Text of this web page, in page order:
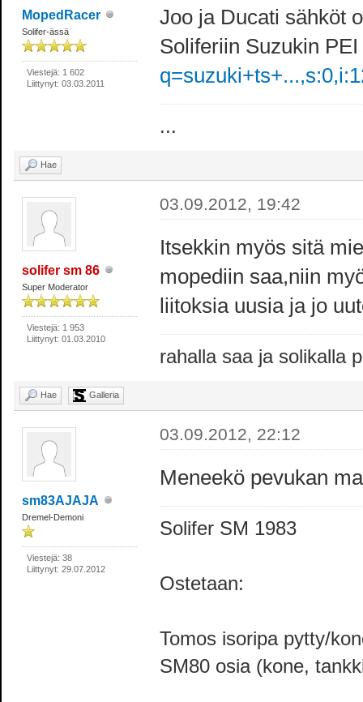
MopedRacer
Solifer-ässä
Viestejä: 1 602
Liittynyt: 03.03.2011
Joo ja Ducati sähköt
Soliferiin Suzukin
...
Hae
solifer sm 86
Super Moderator
Viestejä: 1 953
Liittynyt: 01.03.2010
03.09.2012, 19:42
Itsekkin myös sitä
mopediin saa,niin
liitoksia uusia ja jo
rahalla saa ja solikalla
Hae Galleria
sm83AJAJA
Dremel-Demoni
Viestejä: 38
Liittynyt: 29.07.2012
03.09.2012, 22:12
Meneekö pevukan
Solifer SM 1983
Ostetaan:
Tomos isoripa pytty/
SM80 osia (kone,